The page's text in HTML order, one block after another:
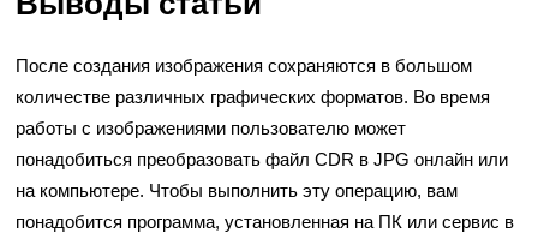
После создания изображения сохраняются в большом
количестве различных графических форматов. Во время
работы с изображениями пользователю может
понадобиться преобразовать файл CDR в JPG онлайн или
на компьютере. Чтобы выполнить эту операцию, вам
понадобится программа, установленная на ПК или сервис в